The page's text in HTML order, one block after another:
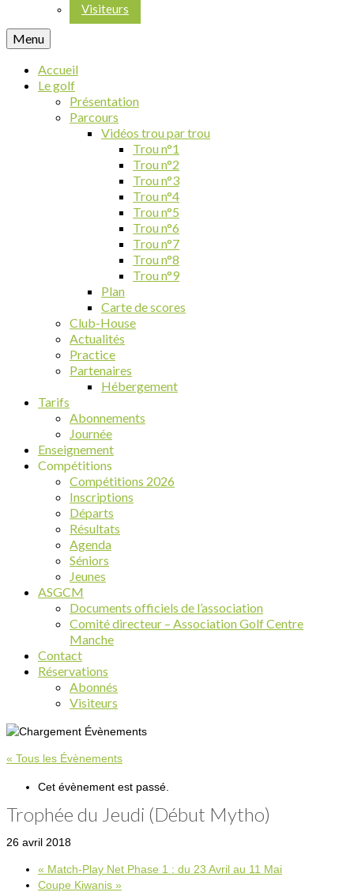
Visiteurs
Menu
Accueil
Le golf
Présentation
Parcours
Vidéos trou par trou
Trou n°1
Trou n°2
Trou n°3
Trou n°4
Trou n°5
Trou n°6
Trou n°7
Trou n°8
Trou n°9
Plan
Carte de scores
Club-House
Actualités
Practice
Partenaires
Hébergement
Tarifs
Abonnements
Journée
Enseignement
Compétitions
Compétitions 2026
Inscriptions
Départs
Résultats
Agenda
Séniors
Jeunes
ASGCM
Documents officiels de l’association
Comité directeur – Association Golf Centre
Manche
Contact
Réservations
Abonnés
Visiteurs
« Tous les Évènements
Cet évènement est passé.
Trophée du Jeudi (Début Mytho)
26 avril 2018
« Match-Play Net Phase 1 : du 23 Avril au 11 Mai
Coupe Kiwanis »